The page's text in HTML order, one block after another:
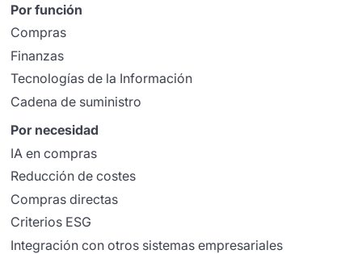
Por función
Compras
Finanzas
Tecnologías de la Información
Cadena de suministro
Por necesidad
IA en compras
Reducción de costes
Compras directas
Criterios ESG
Integración con otros sistemas empresariales